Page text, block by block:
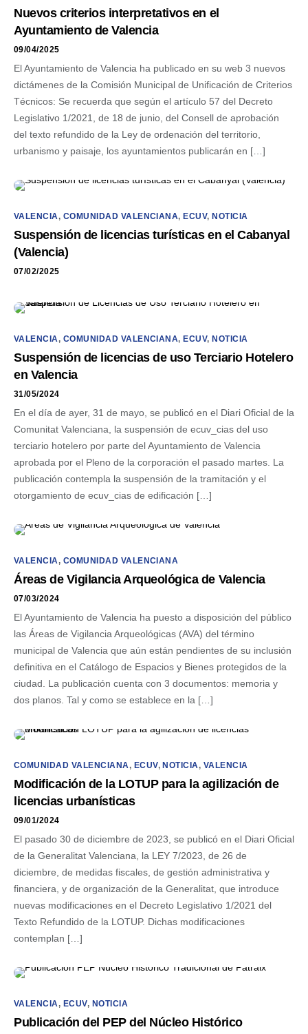
Nuevos criterios interpretativos en el
Ayuntamiento de Valencia
09/04/2025
El Ayuntamiento de Valencia ha publicado en su web 3 nuevos
dictámenes de la Comisión Municipal de Unificación de Criterios
Técnicos: Se recuerda que según el artículo 57 del Decreto
Legislativo 1/2021, de 18 de junio, del Consell de aprobación
del texto refundido de la Ley de ordenación del territorio,
urbanismo y paisaje, los ayuntamientos publicarán en […]
VALENCIA, COMUNIDAD VALENCIANA, ECUV, NOTICIA
Suspensión de licencias turísticas en el Cabanyal
(Valencia)
07/02/2025
VALENCIA, COMUNIDAD VALENCIANA, ECUV, NOTICIA
Suspensión de licencias de uso Terciario Hotelero
en Valencia
31/05/2024
En el día de ayer, 31 de mayo, se publicó en el Diari Oficial de la
Comunitat Valenciana, la suspensión de ecuv_cias del uso
terciario hotelero por parte del Ayuntamiento de Valencia
aprobada por el Pleno de la corporación el pasado martes. La
publicación contempla la suspensión de la tramitación y el
otorgamiento de ecuv_cias de edificación […]
VALENCIA, COMUNIDAD VALENCIANA
Áreas de Vigilancia Arqueológica de Valencia
07/03/2024
El Ayuntamiento de Valencia ha puesto a disposición del público
las Áreas de Vigilancia Arqueológicas (AVA) del término
municipal de Valencia que aún están pendientes de su inclusión
definitiva en el Catálogo de Espacios y Bienes protegidos de la
ciudad. La publicación cuenta con 3 documentos: memoria y
dos planos. Tal y como se establece en la […]
COMUNIDAD VALENCIANA, ECUV, NOTICIA, VALENCIA
Modificación de la LOTUP para la agilización de
licencias urbanísticas
09/01/2024
El pasado 30 de diciembre de 2023, se publicó en el Diari Oficial
de la Generalitat Valenciana, la LEY 7/2023, de 26 de
diciembre, de medidas fiscales, de gestión administrativa y
financiera, y de organización de la Generalitat, que introduce
nuevas modificaciones en el Decreto Legislativo 1/2021 del
Texto Refundido de la LOTUP. Dichas modificaciones
contemplan […]
VALENCIA, ECUV, NOTICIA
Publicación del PEP del Núcleo Histórico